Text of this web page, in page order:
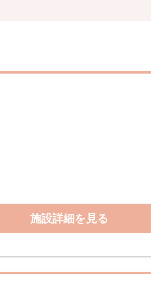
施設詳細を見る